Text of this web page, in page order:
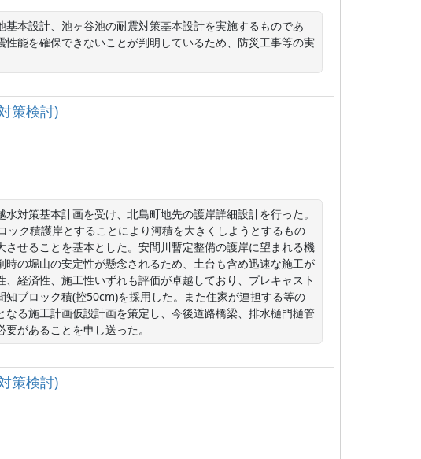
本設計、池ヶ谷池の耐震対策基本設計を実施するものであ
能を確保できないことが判明しているため、防災工事等の実
策検討)
対策基本計画を受け、北島町地先の護岸詳細設計を行った。
ク積護岸とすることにより河積を大きくしようとするもの
せることを基本とした。安間川暫定整備の護岸に望まれる機
の堀山の安定性が懸念されるため、土台も含め迅速な施工が
経済性、施工性いずれも評価が卓越しており、プレキャスト
ブロック積(控50cm)を採用した。また住家が連担する等の
る施工計画仮設計画を策定し、今後道路橋梁、排水樋門樋管
があることを申し送った。
策検討)